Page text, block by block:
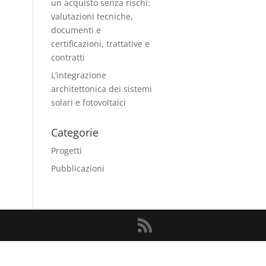
un acquisto senza rischi:
valutazioni tecniche,
documenti e
certificazioni, trattative e
contratti
L’integrazione
architettonica dei sistemi
solari e fotovoltaici
Categorie
Progetti
Pubblicazioni